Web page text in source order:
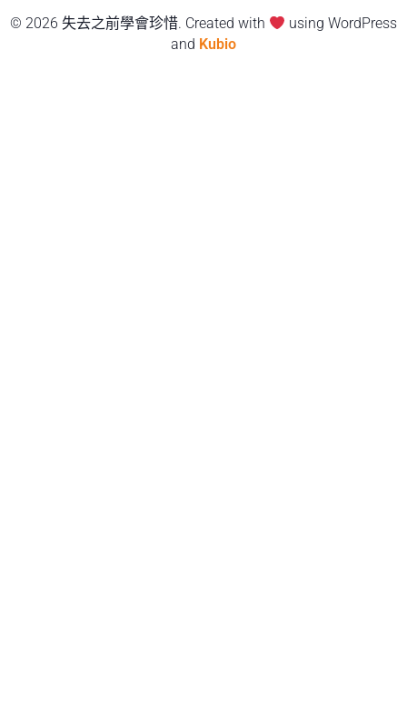
© 2026 失去之前學會珍惜. Created with
using WordPress
and Kubio